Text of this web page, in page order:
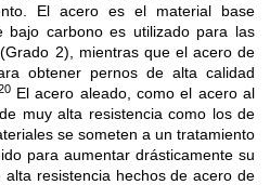
El acero es el material base
bajo carbono es utilizado para las
2), mientras que el acero de
obtener pernos de alta calidad
El acero aleado, como el acero al
muy alta resistencia como los de
se someten a un tratamiento
para aumentar drásticamente su
alta resistencia hechos de acero de